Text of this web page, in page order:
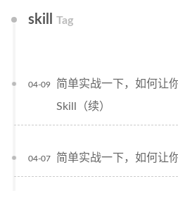
skill Tag
简单实战一下，如何让
Skill（续）
04-09
简单实战一下，如何让
04-07